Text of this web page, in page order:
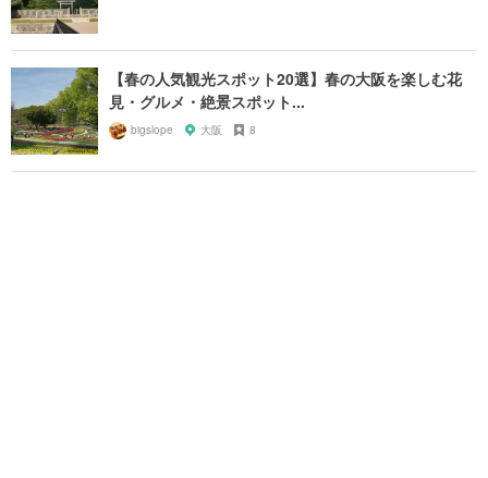
【春の人気観光スポット20選】春の大阪を楽しむ花
見・グルメ・絶景スポット...
bigslope 大阪 8